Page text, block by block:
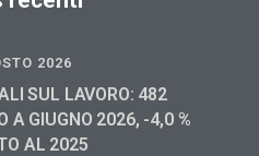
2026
SUL LAVORO: 482
A GIUGNO 2026, -4,0 %
AL 2025